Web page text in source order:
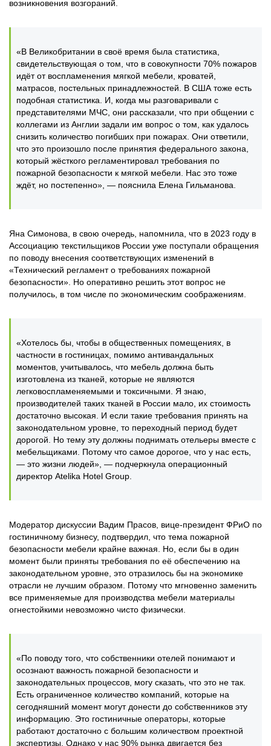
возникновения возгораний.
«В Великобритании в своё время была статистика,
свидетельствующая о том, что в совокупности 70% пожаров
идёт от воспламенения мягкой мебели, кроватей,
матрасов, постельных принадлежностей. В США тоже есть
подобная статистика. И, когда мы разговаривали с
представителями МЧС, они рассказали, что при общении с
коллегами из Англии задали им вопрос о том, как удалось
снизить количество погибших при пожарах. Они ответили,
что это произошло после принятия федерального закона,
который жёсткого регламентировал требования по
пожарной безопасности к мягкой мебели. Нас это тоже
ждёт, но постепенно», — пояснила Елена Гильманова.
Яна Симонова, в свою очередь, напомнила, что в 2023 году в
Ассоциацию текстильщиков России уже поступали обращения
по поводу внесения соответствующих изменений в
«Технический регламент о требованиях пожарной
безопасности». Но оперативно решить этот вопрос не
получилось, в том числе по экономическим соображениям.
«Хотелось бы, чтобы в общественных помещениях, в
частности в гостиницах, помимо антивандальных
моментов, учитывалось, что мебель должна быть
изготовлена из тканей, которые не являются
легковоспламеняемыми и токсичными. Я знаю,
производителей таких тканей в России мало, их стоимость
достаточно высокая. И если такие требования принять на
законодательном уровне, то переходный период будет
дорогой. Но тему эту должны поднимать отельеры вместе с
мебельщиками. Потому что самое дорогое, что у нас есть,
— это жизни людей», — подчеркнула операционный
директор Atelika Hotel Group.
Модератор дискуссии Вадим Прасов, вице-президент ФРиО по
гостиничному бизнесу, подтвердил, что тема пожарной
безопасности мебели крайне важная. Но, если бы в один
момент были приняты требования по её обеспечению на
законодательном уровне, это отразилось бы на экономике
отрасли не лучшим образом. Потому что мгновенно заменить
все применяемые для производства мебели материалы
огнестойкими невозможно чисто физически.
«По поводу того, что собственники отелей понимают и
осознают важность пожарной безопасности и
законодательных процессов, могу сказать, что это не так.
Есть ограниченное количество компаний, которые на
сегодняшний момент могут донести до собственников эту
информацию. Это гостиничные операторы, которые
работают достаточно с большим количеством проектной
экспертизы. Однако у нас 90% рынка двигается без